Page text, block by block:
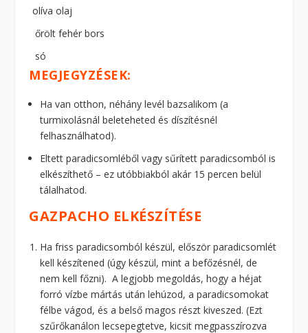
olíva olaj
őrölt fehér bors
só
MEGJEGYZÉSEK:
Ha van otthon, néhány levél bazsalikom (a
turmixolásnál beleteheted és díszítésnél
felhasználhatod).
Eltett paradicsomléből vagy sűrített paradicsomból is
elkészíthető – ez utóbbiakból akár 15 percen belül
tálalhatod.
GAZPACHO ELKÉSZÍTÉSE
Ha friss paradicsomból készül, először paradicsomlét
kell készítened (úgy készül, mint a befőzésnél, de
nem kell főzni). A legjobb megoldás, hogy a héjat
forró vízbe mártás után lehúzod, a paradicsomokat
félbe vágod, és a belső magos részt kiveszed. (Ezt
szűrőkanálon lecsepegtetve, kicsit megpasszírozva